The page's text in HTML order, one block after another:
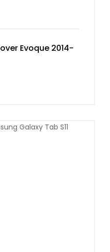
Evoque 2014-